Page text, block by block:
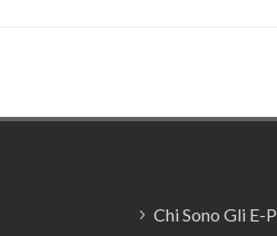
Chi Sono Gli E-